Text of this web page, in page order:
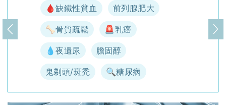
🩸缺鐵性貧血 前列腺肥大
🦴骨質疏鬆 🚨乳癌
💧夜遺尿 膽固醇
鬼剃頭/斑禿 🔍糖尿病
上一頁 下